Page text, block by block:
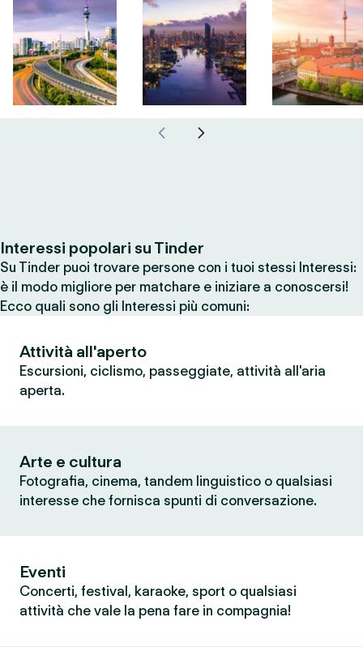
Interessi popolari su Tinder
Su Tinder puoi trovare persone con i tuoi stessi Interessi:
è il modo migliore per matchare e iniziare a conoscersi!
Ecco quali sono gli Interessi più comuni:
Attività all'aperto
Escursioni, ciclismo, passeggiate, attività all'aria
aperta.
Arte e cultura
Fotografia, cinema, tandem linguistico o qualsiasi
interesse che fornisca spunti di conversazione.
Eventi
Concerti, festival, karaoke, sport o qualsiasi
attività che vale la pena fare in compagnia!